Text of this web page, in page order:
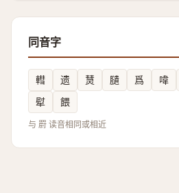
同音字
轊 遗 熭 䑊 爲 喡
犚
餵
与 罻 读音相同或相近